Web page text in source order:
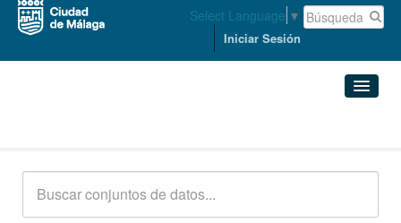
Select Language ▼
Iniciar Sesión